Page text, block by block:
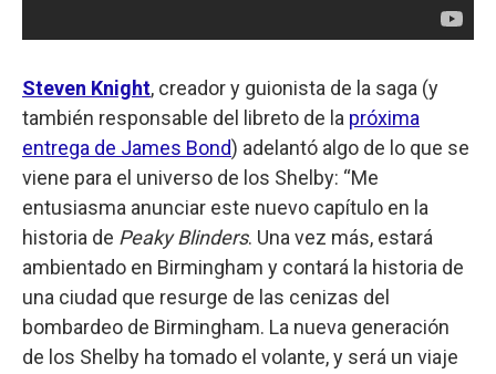
Steven Knight, creador y guionista de la saga (y
también responsable del libreto de la próxima
entrega de James Bond) adelantó algo de lo que se
viene para el universo de los Shelby: “Me
entusiasma anunciar este nuevo capítulo en la
historia de Peaky Blinders. Una vez más, estará
ambientado en Birmingham y contará la historia de
una ciudad que resurge de las cenizas del
bombardeo de Birmingham. La nueva generación
de los Shelby ha tomado el volante, y será un viaje